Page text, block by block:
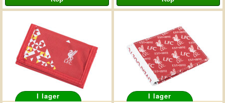
I lager I lager